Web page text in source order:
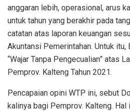
anggaran lebih, operasional, arus
untuk tahun yang berakhir pada
catatan atas laporan keuangan
Akuntansi Pemerintahan. Untuk
“Wajar Tanpa Pengecualian” atas
Pemprov. Kalteng Tahun 2021.
Pencapaian opini WTP ini, sebut
kalinya bagi Pemprov. Kalteng.